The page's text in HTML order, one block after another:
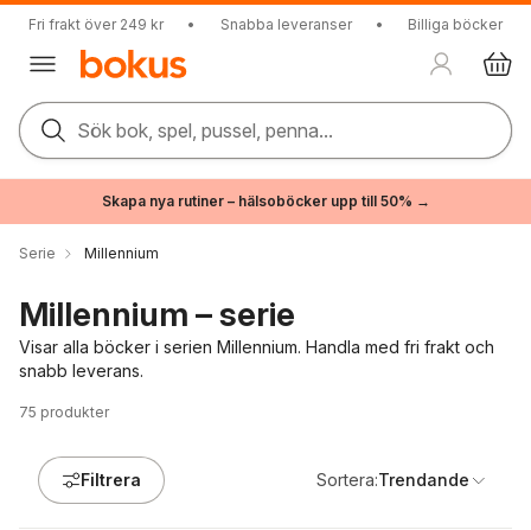
Fri frakt över 249 kr • Snabba leveranser • Billiga böcker
Sök bok, spel, pussel, penna...
Skapa nya rutiner – hälsoböcker upp till 50% →
Serie Millennium
Millennium – serie
Visar alla böcker i serien Millennium. Handla med fri frakt och
snabb leverans.
75 produkter
Filtrera Sortera:Trendande